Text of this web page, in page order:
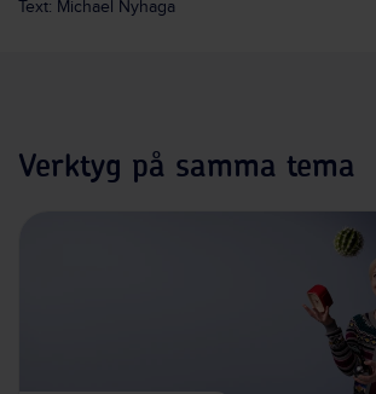
Text: Michael Nyhaga
Verktyg på samma tema